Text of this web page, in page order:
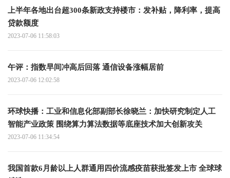
上半年各地出台超300条新政支持楼市：发补贴，降利率，提高
贷款额度
2023-07-06 11:58:03
午评：指数早间冲高后回落 通信设备涨幅居前
2023-07-06 12:02:58
环球快播：工业和信息化部副部长徐晓兰：加快研究制定人工
智能产业政策 围绕算力算法数据等底座技术加大创新攻关
2023-07-06 11:34:54
我国首款6月龄以上人群通用四价流感疫苗获批签发上市 全球球